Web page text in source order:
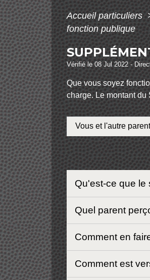
Accueil particuliers
fonction publique
Vérifié le 08 Jul 2022 -
Que vous soyez
charge. Le montant du
Vous et l'autre
Qu'est-ce que le
Quel parent
Comment en
Comment est